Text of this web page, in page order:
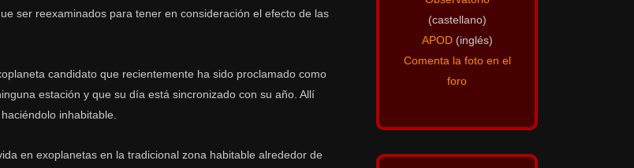
ser reexaminados para tener en consideración el efecto de las
candidato que recientemente ha sido proclamado como
estación y que su día está sincronizado con su año. Allí
inhabitable.
en exoplanetas en la tradicional zona habitable alrededor de
(castellano)
APOD(inglés)
Comenta la foto en el
foro